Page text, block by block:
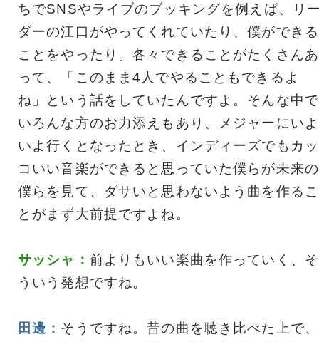
ちでSNSやライブのブッキングを例えば、リ
ダーの江口がやってくれていたり、僕ができる
ことをやったり。各々できることがたくさんあ
って、「このまま4人でやることもできるよ
ね」という話をしていたんですよ。そんな中で
いろんな方のお力添えもあり、メジャーにいよ
いよ行くとなったとき、インディーズでもカッ
コいい音楽ができると思っていた僕らが未来の
僕らを見て、ダサいと思わないよう曲を作るこ
とがまず大前提ですよね。
サッシャ： 前よりもいい楽曲を作っていく、そ
ういう発想ですね。
田邊： そうですね。昔の曲を聴き比べた上で、